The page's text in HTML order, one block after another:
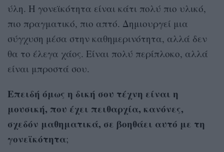
ύλη. Η γονεϊκότητα είναι κάτι πολύ πιο υλικό,
πιο πραγματικό, πιο απτό. Δημιουργεί μια
σύγχυση μέσα στην καθημερινότητα, αλλά δεν
θα το έλεγα χάος. Είναι πολύ περίπλοκο, αλλά
είναι μπροστά σου.
Επειδή όμως η δική σου τέχνη είναι η
μουσική, που έχει πειθαρχία, κανόνες,
σχεδόν μαθηματικά, σε βοηθάει αυτό με τη
γονεϊκότητα;